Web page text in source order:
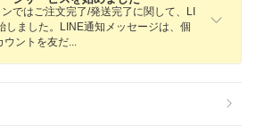
ではご注文完了/発送完了に関して、LI
しました。LINE通知メッセージは、個
ウントを友だ